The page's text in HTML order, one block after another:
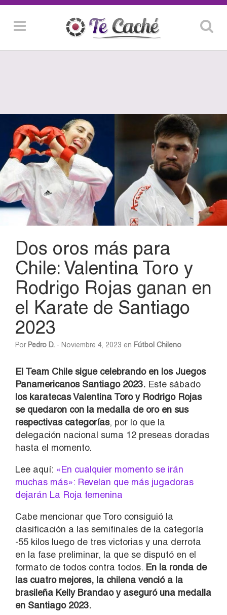
Dos oros más para
Chile: Valentina Toro y
Rodrigo Rojas ganan en
el Karate de Santiago
2023
Por Pedro D. - Noviembre 4, 2023 en Fútbol Chileno
El Team Chile sigue celebrando en los Juegos
Panamericanos Santiago 2023. Este sábado
los karatecas Valentina Toro y Rodrigo Rojas
se quedaron con la medalla de oro en sus
respectivas categorías, por lo que la
delegación nacional suma 12 preseas doradas
hasta el momento.
Lee aquí: «En cualquier momento se irán
muchas más»: Revelan que más jugadoras
dejarán La Roja femenina
Cabe mencionar que Toro consiguió la
clasificación a las semifinales de la categoría
-55 kilos luego de tres victorias y una derrota
en la fase preliminar, la que se disputó en el
formato de todos contra todos. En la ronda de
las cuatro mejores, la chilena venció a la
brasileña Kelly Brandao y aseguró una medalla
en Santiago 2023.